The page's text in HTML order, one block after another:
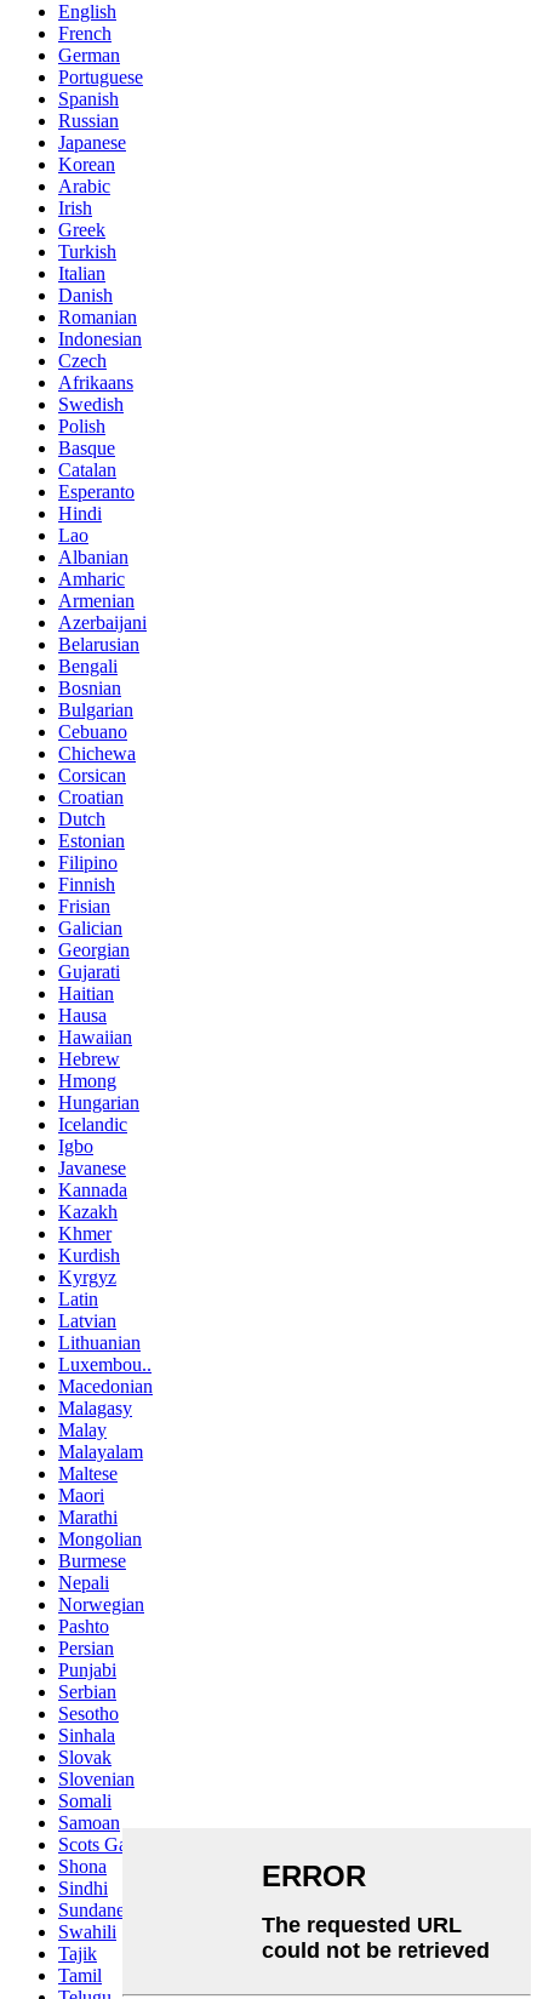
English
French
German
Portuguese
Spanish
Russian
Japanese
Korean
Arabic
Irish
Greek
Turkish
Italian
Danish
Romanian
Indonesian
Czech
Afrikaans
Swedish
Polish
Basque
Catalan
Esperanto
Hindi
Lao
Albanian
Amharic
Armenian
Azerbaijani
Belarusian
Bengali
Bosnian
Bulgarian
Cebuano
Chichewa
Corsican
Croatian
Dutch
Estonian
Filipino
Finnish
Frisian
Galician
Georgian
Gujarati
Haitian
Hausa
Hawaiian
Hebrew
Hmong
Hungarian
Icelandic
Igbo
Javanese
Kannada
Kazakh
Khmer
Kurdish
Kyrgyz
Latin
Latvian
Lithuanian
Luxembou..
Macedonian
Malagasy
Malay
Malayalam
Maltese
Maori
Marathi
Mongolian
Burmese
Nepali
Norwegian
Pashto
Persian
Punjabi
Serbian
Sesotho
Sinhala
Slovak
Slovenian
Somali
Samoan
Scots Gaelic
Shona
Sindhi
Sundanese
Swahili
Tajik
Tamil